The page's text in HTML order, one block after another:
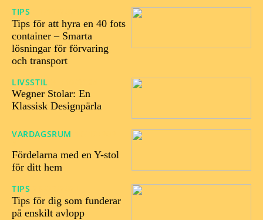
TIPS
Tips för att hyra en 40 fots
container – Smarta
lösningar för förvaring
och transport
LIVSSTIL
Wegner Stolar: En
Klassisk Designpärla
VARDAGSRUM
Fördelarna med en Y-stol
för ditt hem
TIPS
Tips för dig som funderar
på enskilt avlopp